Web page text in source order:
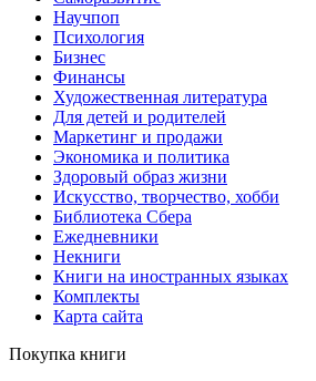
Научпоп
Психология
Бизнес
Финансы
Художественная литература
Для детей и родителей
Маркетинг и продажи
Экономика и политика
Здоровый образ жизни
Искусство, творчество, хобби
Библиотека Сбера
Ежедневники
Некниги
Книги на иностранных языках
Комплекты
Карта сайта
Покупка книги